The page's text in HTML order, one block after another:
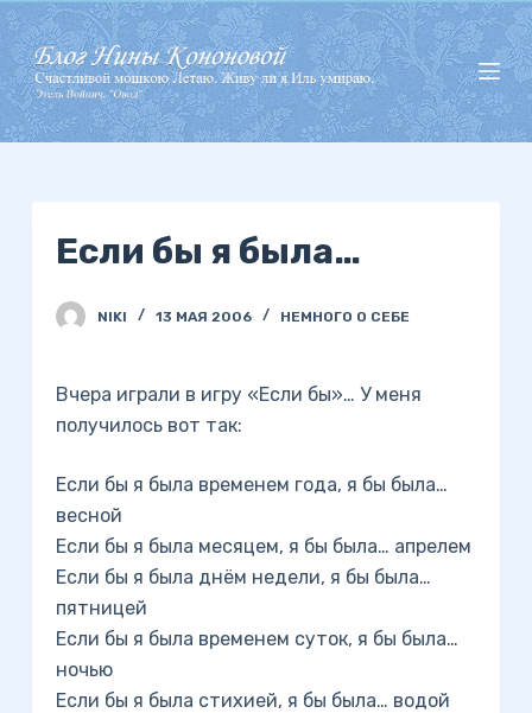
П
е
р
е
й
Если бы я была…
NIKI 13 МАЯ 2006 НЕМНОГО О СЕБЕ
Вчера играли в игру «Если бы»… У меня
получилось вот так:
Если бы я была временем года, я бы была…
весной
Если бы я была месяцем, я бы была… апрелем
Если бы я была днём недели, я бы была…
пятницей
Если бы я была временем суток, я бы была…
ночью
Если бы я была стихией, я бы была… водой